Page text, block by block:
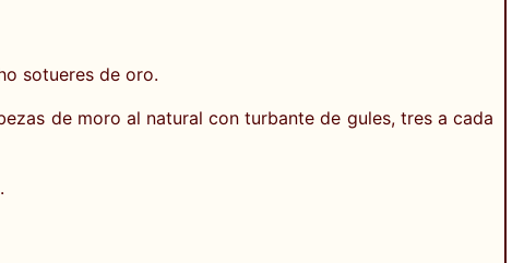
sotueres de oro.
de moro al natural con turbante de gules, tres a cada